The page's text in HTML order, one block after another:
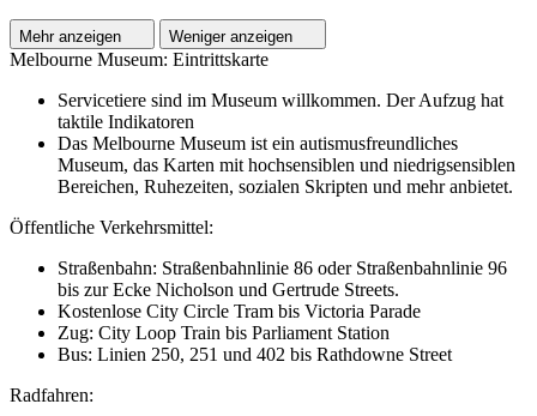
Mehr anzeigen Weniger anzeigen
Melbourne Museum: Eintrittskarte
Servicetiere sind im Museum willkommen. Der Aufzug hat
taktile Indikatoren
Das Melbourne Museum ist ein autismusfreundliches
Museum, das Karten mit hochsensiblen und niedrigsensiblen
Bereichen, Ruhezeiten, sozialen Skripten und mehr anbietet.
Öffentliche Verkehrsmittel:
Straßenbahn: Straßenbahnlinie 86 oder Straßenbahnlinie 96
bis zur Ecke Nicholson und Gertrude Streets.
Kostenlose City Circle Tram bis Victoria Parade
Zug: City Loop Train bis Parliament Station
Bus: Linien 250, 251 und 402 bis Rathdowne Street
Radfahren: